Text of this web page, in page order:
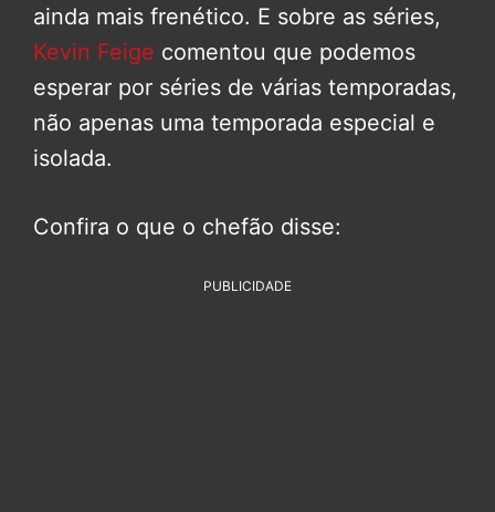
ainda mais frenético. E sobre as séries,
Kevin Feige comentou que podemos
esperar por séries de várias temporadas,
não apenas uma temporada especial e
isolada.
Confira o que o chefão disse:
PUBLICIDADE